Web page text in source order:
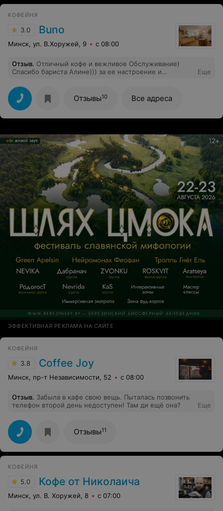
КОФЕЙНЯ
3.0 Buno
Минск, ул. В.Хоружей, 9 с 08:00
Отзыв. Отличный кофе и вежливое Обслуживание)
Спасибо бариста Алине))) за ее настроение и
Еще
Отзывы10 Все адреса
ЭФФЕКТИВНАЯ РЕКЛАМА НА САЙТЕ
КОФЕЙНЯ
3.8 Coffee Joy
Минск, пр-т Независимости, 52 с 08:00
Отзыв. Забыла в кафе свою вещь. Пыталась позвонить
телефон второй день недоступен! Там ди ещё она?
Еще
Отзывы11
КОФЕЙНЯ
5.0 Кофе от Николаича
Минск, ул. В. Хоружей, 8 с 07:00